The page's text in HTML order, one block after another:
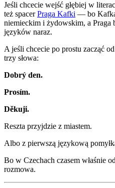
Jeśli chcecie wejść głębiej w
też spacerPraga Kafki — bo Kafka
niemieckim i żydowskim, a Praga
języków naraz.
A jeśli chcecie po prostu zacząć
trzy słowa:
Dobrý den.
Prosím.
Děkuji.
Reszta przyjdzie z miastem.
Albo z pierwszą językową
Bo w Czechach czasem właśnie
rozmowa.